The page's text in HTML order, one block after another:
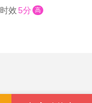
时效 5分 高